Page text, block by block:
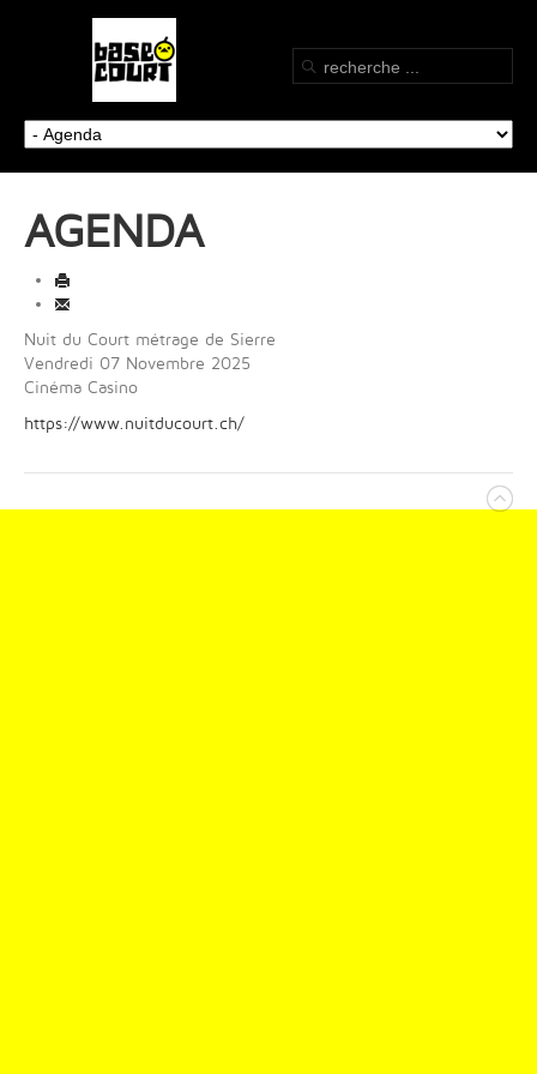
AGENDA
Nuit du Court métrage de Sierre
Vendredi 07 Novembre 2025
Cinéma Casino
https://www.nuitducourt.ch/